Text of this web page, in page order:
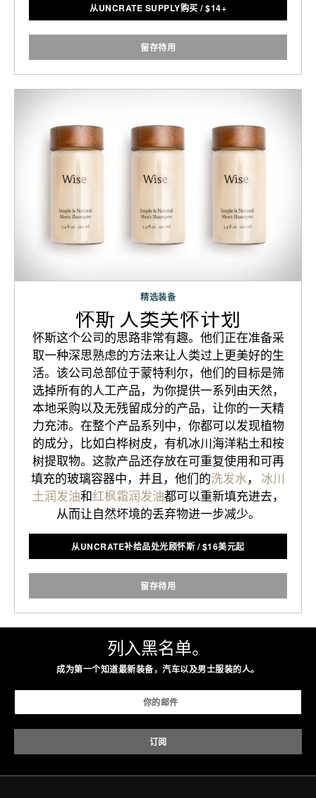
从UNCRATE SUPPLY购买 /$14+
留存待用
精选装备
怀斯 人类关怀计划
怀斯这个公司的思路非常有趣。他们正在准备采
取一种深思熟虑的方法来让人类过上更美好的生
活。该公司总部位于蒙特利尔，他们的目标是筛
选掉所有的人工产品，为你提供一系列由天然，
本地采购以及无残留成分的产品，让你的一天精
力充沛。在整个产品系列中，你都可以发现植物
的成分，比如白桦树皮，有机冰川海洋粘土和桉
树提取物。这款产品还存放在可重复使用和可再
填充的玻璃容器中，并且，他们的洗发水 ，
冰川
土润发油和红枫霜润发油都可以重新填充进去，
从而让自然坏境的丢弃物进一步减少。
从UNCRATE补给品处光顾怀斯 /$16美元起
留存待用
列入黑名单。
成为第一个知道最新装备，汽车以及男士服装的人。